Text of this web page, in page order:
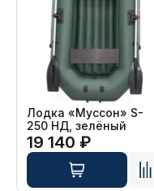
Лодка «Муссон» S-
250 НД, зелёный
19 140 ₽